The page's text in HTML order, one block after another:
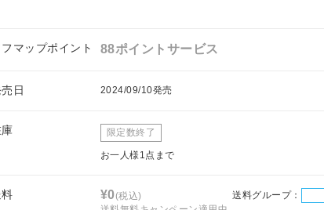
フマップポイント 88ポイントサービス
日 2024/09/10発売
限定数終了
お一人様1点まで
¥0(税込) 送料グループ：